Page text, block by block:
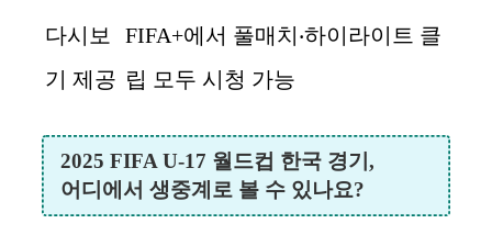
다시보
기 제공
FIFA+에서 풀매치‧하이라이트 클
립 모두 시청 가능
2025 FIFA U-17 월드컵 한국 경기,
어디에서 생중계로 볼 수 있나요?